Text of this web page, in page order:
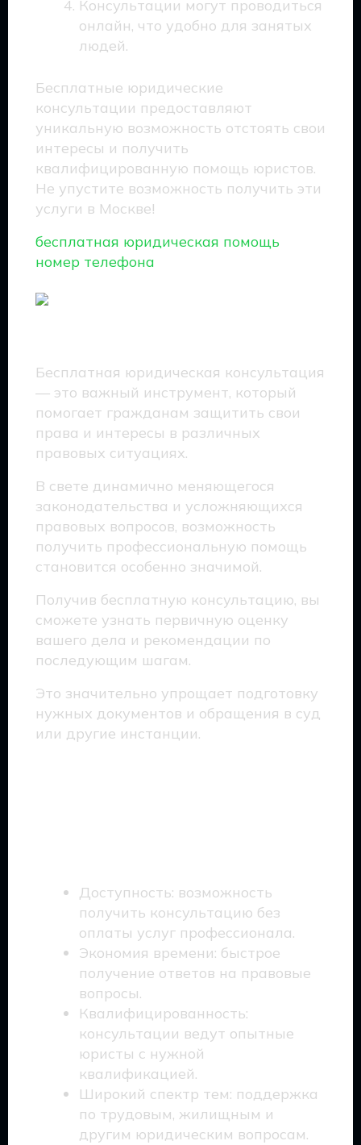
Консультации могут проводиться
онлайн, что удобно для занятых
людей.
Бесплатные юридические
консультации предоставляют
уникальную возможность отстоять свои
интересы и получить
квалифицированную помощь юристов.
Не упустите возможность получить эти
услуги в Москве!
бесплатная юридическая помощь
номер телефона
Бесплатная юридическая консультация
— это важный инструмент, который
помогает гражданам защитить свои
права и интересы в различных
правовых ситуациях.
В свете динамично меняющегося
законодательства и усложняющихся
правовых вопросов, возможность
получить профессиональную помощь
становится особенно значимой.
Получив бесплатную консультацию, вы
сможете узнать первичную оценку
вашего дела и рекомендации по
последующим шагам.
Это значительно упрощает подготовку
нужных документов и обращения в суд
или другие инстанции.
Доступность: возможность
получить консультацию без
оплаты услуг профессионала.
Экономия времени: быстрое
получение ответов на правовые
вопросы.
Квалифицированность:
консультации ведут опытные
юристы с нужной
квалификацией.
Широкий спектр тем: поддержка
по трудовым, жилищным и
другим юридическим вопросам.